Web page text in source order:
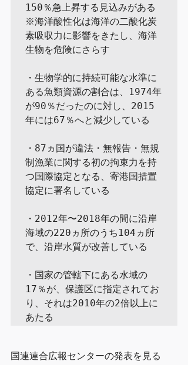
150％急上昇する見込みがある
※海洋酸性化は海洋の二酸化炭
素吸収力に影響をきたし、海洋
生物を危険にさらす
・生物学的に持続可能な水準に
ある魚類資源の割合は、1974年
が90％だったのに対し、2015
年には67％へと減少している
・87ヵ国が違法・無報告・無規
制漁業に関する初の拘束力を持
つ国際協定となる、寄港国措置
協定に署名している
・2012年〜2018年の間に沿岸
海域の220ヵ所のうち104ヵ所
で、沿岸水質が改善している
・国家の管轄下にある水域の
17％が、保護区に指定されてお
り、それは2010年の2倍以上に
あたる
国連連合広報センターの発表を見る